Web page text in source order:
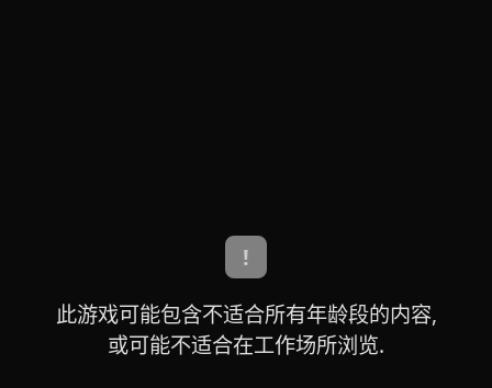
!
此游戏可能包含不适合所有年龄段的内容,
或可能不适合在工作场所浏览.